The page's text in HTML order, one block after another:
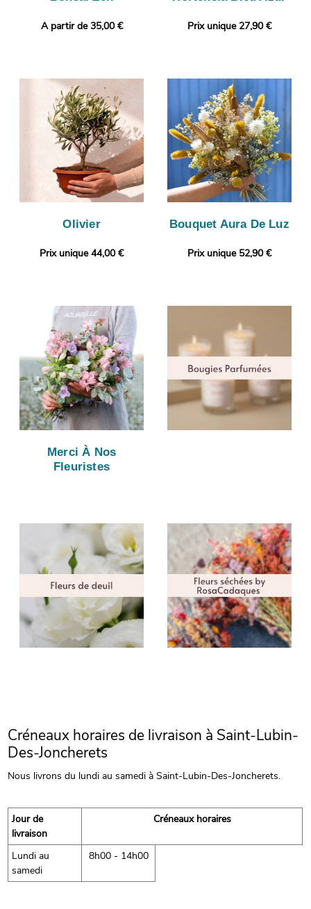
A partir de 35,00 € Prix unique 27,90 €
Olivier
Prix unique 44,00 €
Bouquet Aura De Luz
Prix unique 52,90 €
Merci À Nos
Fleuristes
Créneaux horaires de livraison à Saint-Lubin-
Des-Joncherets
Nous livrons du lundi au samedi à Saint-Lubin-Des-Joncherets.
Jour de
livraison
Créneaux horaires
Lundi au
samedi
8h00 - 14h00